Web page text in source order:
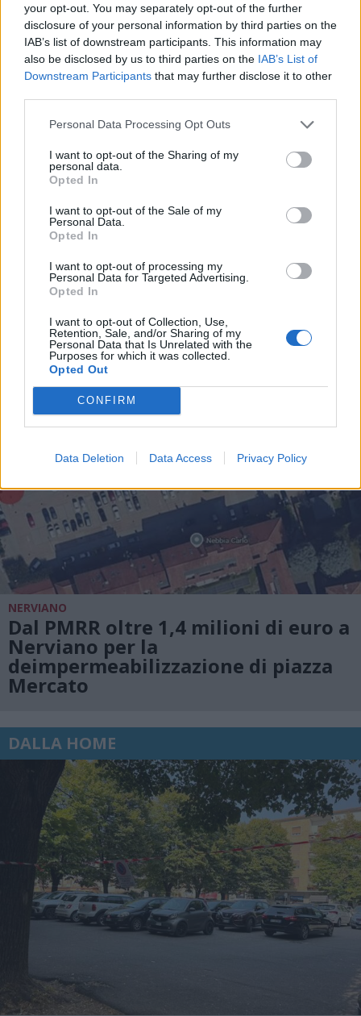
your opt-out. You may separately opt-out of the further
disclosure of your personal information by third parties on the
IAB’s list of downstream participants. This information may
also be disclosed by us to third parties on the IAB’s List of
Downstream Participants that may further disclose it to other
Personal Data Processing Opt Outs
I want to opt-out of the Sharing of my
personal data.
Opted In
I want to opt-out of the Sale of my
Personal Data.
Opted In
I want to opt-out of processing my
Personal Data for Targeted Advertising.
Opted In
I want to opt-out of Collection, Use,
Retention, Sale, and/or Sharing of my
Personal Data that Is Unrelated with the
Purposes for which it was collected.
Opted Out
CONFIRM
Data Deletion Data Access Privacy Policy
Lega e amministrazione ancora ai
ferri corti a Nerviano. Scontro sui
fondi del PMRR per piazza Mercato
NERVIANO
Dal PMRR oltre 1,4 milioni di euro a
Nerviano per la
deimpermeabilizzazione di piazza
Mercato
DALLA HOME